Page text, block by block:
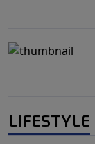
LIFESTYLE